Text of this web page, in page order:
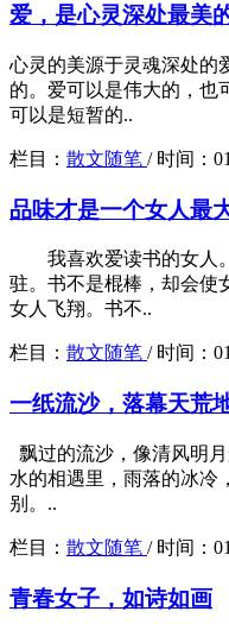
爱，是心灵深处最美
心灵的美源于灵魂深处的
的。爱可以是伟大的，也
可以是短暂的..
栏目： 散文随笔 / 时间：
品味才是一个女人最
我喜欢爱读书的女人。
驻。书不是棍棒，却会使
女人飞翔。书不..
栏目： 散文随笔 / 时间：
一纸流沙，落幕天荒
飘过的流沙，像清风明
水的相遇里，雨落的冰冷
别。..
栏目： 散文随笔 / 时间：
青春女子，如诗如画